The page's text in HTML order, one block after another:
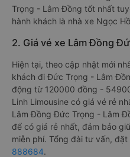
Trọng - Lâm Đồng tốt nhất
hành khách là nhà xe Ngọc
2. Giá vé xe Lâm Đồng
Hiện tại, theo cập nhật mới
khách đi Đức Trọng - Lâm
động từ 120000 đồng -
Linh Limousine có giá vé rẻ
Lâm Đồng Đức Trọng - Lâm
để có giá rẻ nhất, đảm bảo
miễn phí. Tổng đài tư vấn,
888684.